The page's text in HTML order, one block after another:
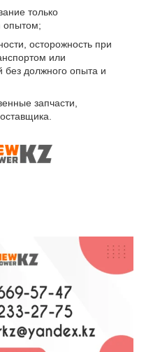
только
опытом;
осторожность при
или
без должного опыта и
запчасти,